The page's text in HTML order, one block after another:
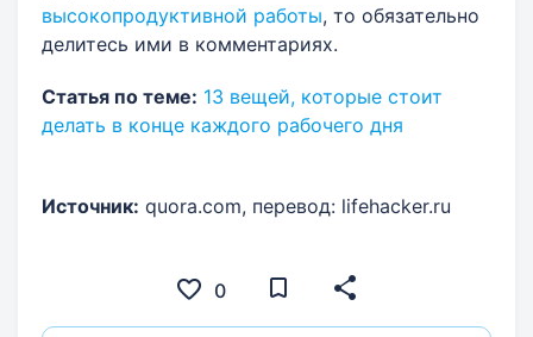
высокопродуктивной работы, то обязательно
делитесь ими в комментариях.
Статья по теме: 13 вещей, которые стоит
делать в конце каждого рабочего дня
Источник: quora.com, перевод: lifehacker.ru
0